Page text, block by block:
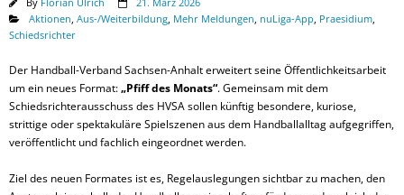
Aktionen Aus-/Weiterbildung Mehr Meldungen nuLiga-App Praesidium
Schiedsrichter
Der Handball-Verband Sachsen-Anhalt erweitert seine Öffentlichkeitsarbeit
um ein neues Format:„Pfiff des Monats“. Gemeinsam mit dem
Schiedsrichterausschuss des HVSA sollen künftig besondere, kuriose,
strittige oder spektakuläre Spielszenen aus dem Handballalltag aufgegriffen,
veröffentlicht und fachlich eingeordnet werden.
Ziel des neuen Formates ist es, Regelauslegungen sichtbar zu machen, den